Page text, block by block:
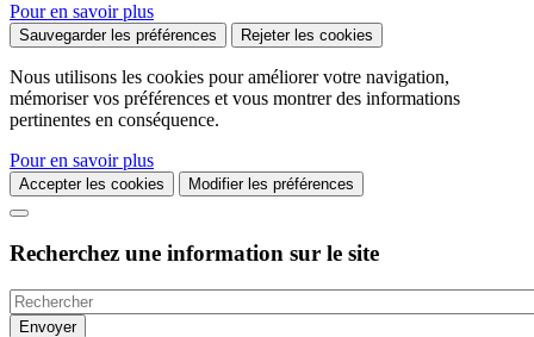
Pour en savoir plus
Sauvegarder les préférences Rejeter les cookies
Nous utilisons les cookies pour améliorer votre navigation,
mémoriser vos préférences et vous montrer des informations
pertinentes en conséquence.
Pour en savoir plus
Accepter les cookies Modifier les préférences
Recherchez une information sur le site